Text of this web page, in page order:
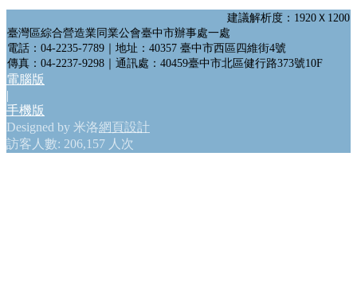
建議解析度：1920Ｘ1200
臺灣區綜合營造業同業公會臺中市辦事處一處
電話：04-2235-7789｜地址：40357 臺中市西區四維街4號
傳真：04-2237-9298｜通訊處：40459臺中市北區健行路373號10F
電腦版
|
手機版
Designed by 米洛網頁設計
訪客人數: 206,157 人次